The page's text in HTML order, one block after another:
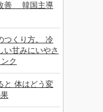
善 韓国主導
つくり方。 冷
い甘みにいやさ
ク
と 体はどう変